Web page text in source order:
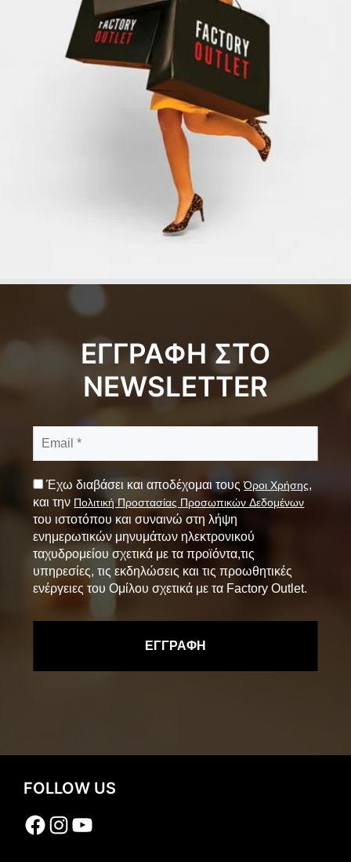
ΕΓΓΡΑΦΗ ΣΤΟ
NEWSLETTER
Έχω διαβάσει και αποδέχομαι τουςΌροι Χρήσης,
και την Πολιτική Προστασίας Προσωπικών Δεδομένων
του ιστοτόπου και συναινώ στη λήψη
ενημερωτικών μηνυμάτων ηλεκτρονικού
ταχυδρομείου σχετικά με τα προϊόντα,τις
υπηρεσίες, τις εκδηλώσεις και τις προωθητικές
ενέργειες του Ομίλου σχετικά με τα Factory Outlet.
FOLLOW US
Facebook
Instagram
YouTube